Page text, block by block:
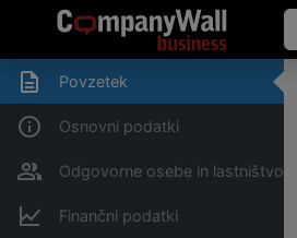
Povzetek
Osnovni podatki
Odgovorne osebe in lastništvo
Finančni podatki